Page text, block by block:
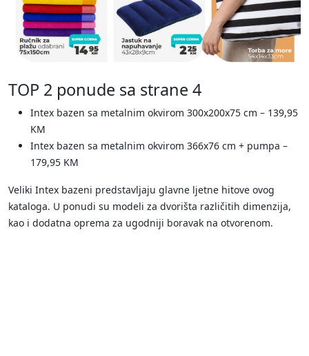
TOP 2 ponude sa strane 4
Intex bazen sa metalnim okvirom 300x200x75 cm – 139,95
KM
Intex bazen sa metalnim okvirom 366x76 cm + pumpa –
179,95 KM
Veliki Intex bazeni predstavljaju glavne ljetne hitove ovog
kataloga. U ponudi su modeli za dvorišta različitih dimenzija,
kao i dodatna oprema za ugodniji boravak na otvorenom.